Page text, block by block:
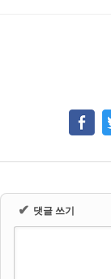
✔ 댓글 쓰기